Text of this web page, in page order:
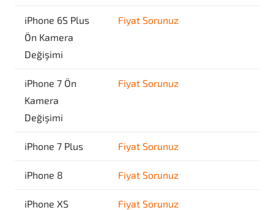
iPhone 6S Plus
Ön Kamera
Değişimi
Fiyat Sorunuz
iPhone 7 Ön
Kamera
Değişimi
Fiyat Sorunuz
iPhone 7 Plus Fiyat Sorunuz
iPhone 8 Fiyat Sorunuz
iPhone XS Fiyat Sorunuz